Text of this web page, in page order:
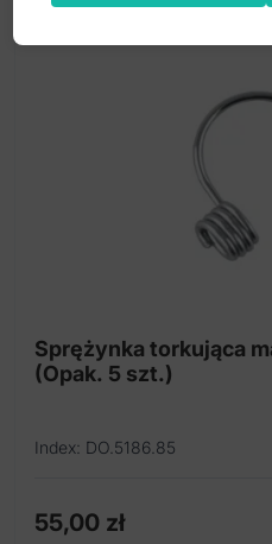
Sprężynka torkująca
(Opak. 5 szt.)
Index: DO.5186.85
55,00 zł